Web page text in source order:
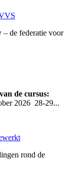
– de federatie voor
de cursus:
2026 28-29...
rond de